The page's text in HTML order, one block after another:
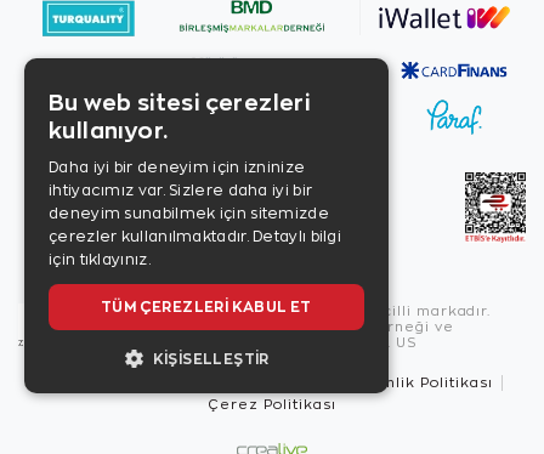
Copyright © 2026, Zen Diamond tescilli markadır.
Zen Diamond Birleşmiş Markalar Derneği ve
Turquality Destek Programı üyesidir. US
Güvenlik Politikası
Çerez Politikası
Bu web sitesi çerezleri
kullanıyor.
Daha iyi bir deneyim için izninize
ihtiyacımız var. Sizlere daha iyi bir
deneyim sunabilmek için sitemizde
çerezler kullanılmaktadır. Detaylı bilgi
için tıklayınız.
TÜM ÇEREZLERI KABUL ET
KIŞISELLEŞTIR